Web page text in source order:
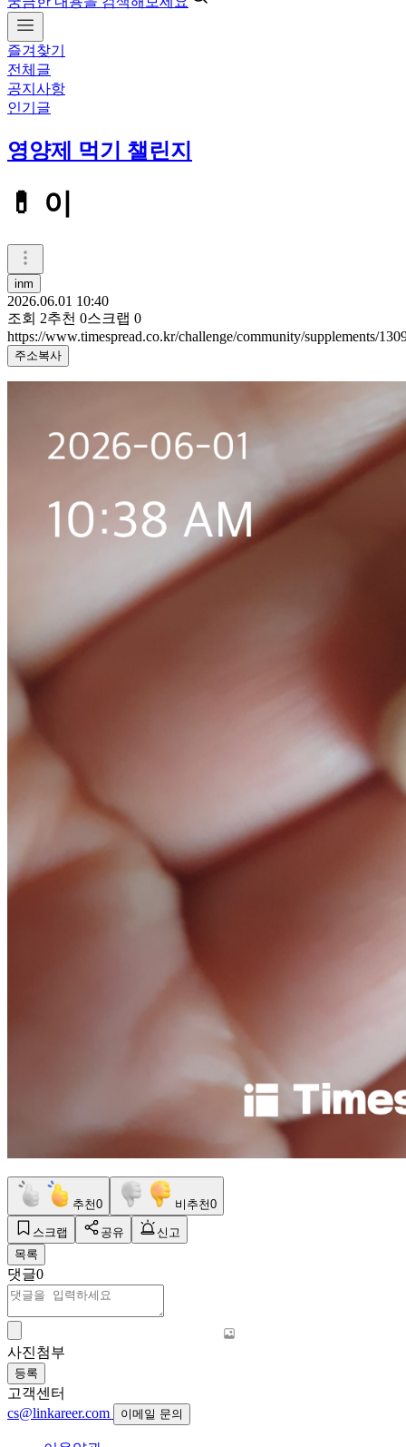
즐겨찾기
전체글
공지사항
인기글
영양제 먹기 챌린지
💊 이
inm
2026.06.01 10:40
조회 2추천 0스크랩 0
https://www.timespread.co.kr/challenge/community/supplements/
주소복사
추천0 비추천0
스크랩 공유
신고
목록
댓글0
사진첨부
등록
고객센터
cs@linkareer.com
이메일 문의